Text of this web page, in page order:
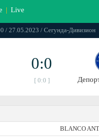
| Live
/ 27.05.2023 / Сегунда-Дивизион
0:0
[ 0:0 ]
BLANCO